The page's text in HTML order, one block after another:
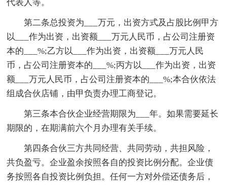
代表人等。
第二条总投资为___万元，出资方式及占股比例甲方
以___作为出资，出资额___万元人民币，占公司注册资
本的___%;乙方以___作为出资，出资额___万元人民
币，占公司注册资本的___%;丙方以___作为出资，出资
额___万元人民币，占公司注册资本的___%;本合伙依法
组成合伙店铺，由甲负责办理工商登记。
第三条本合伙企业经营期限为___年。如果需要延长
期限的，在期满前六个月办理有关手续。
第四条合伙三方共同经营、共同劳动，共担风险，
共负盈亏。企业盈余按照各自的投资比例分配。企业债
务按照各自投资比例负担。任何一方对外偿还债务后，